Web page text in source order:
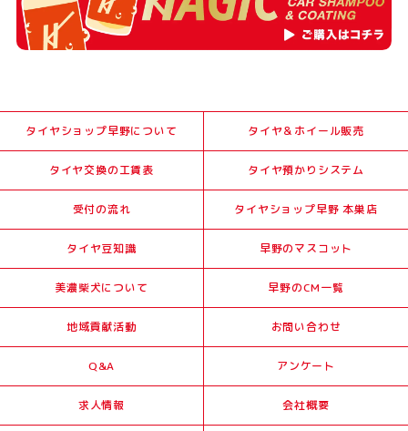
タイヤショップ早野について タイヤ＆ホイール販売
タイヤ交換の工賃表 タイヤ預かりシステム
受付の流れ タイヤショップ早野 本巣店
タイヤ豆知識 早野のマスコット
美濃柴犬について 早野のCM一覧
地域貢献活動 お問い合わせ
Q&A アンケート
求人情報 会社概要